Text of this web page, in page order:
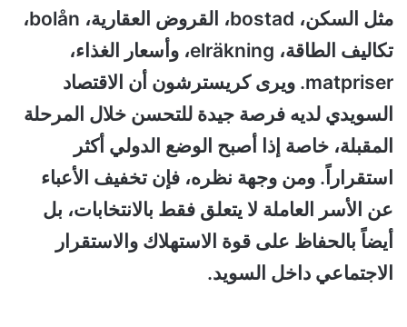
مثل السكن، bostad، القروض العقارية، bolån،
تكاليف الطاقة، elräkning، وأسعار الغذاء،
matpriser. ويرى كريسترشون أن الاقتصاد
السويدي لديه فرصة جيدة للتحسن خلال المرحلة
المقبلة، خاصة إذا أصبح الوضع الدولي أكثر
استقراراً. ومن وجهة نظره، فإن تخفيف الأعباء
عن الأسر العاملة لا يتعلق فقط بالانتخابات، بل
أيضاً بالحفاظ على قوة الاستهلاك والاستقرار
الاجتماعي داخل السويد.